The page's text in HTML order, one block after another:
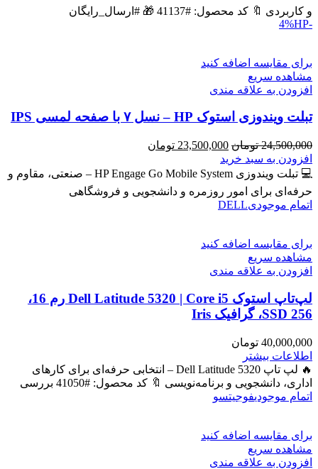
است.
و کاربردی 🔖 کد محصول: #41137 🎁 #ارسال_رایگان
-4%
HP
برای مقایسه اضافه کنید
مشاهده سریع
افزودن به علاقه مندی
تبلت ویندوزی استوک HP – نسل ۷ با صفحه لمسی IPS
24,500,000 تومان قیمت
اصلی
24,500,000 تومان
23,500,000 تومان
23,500,000 تومان
افزودن به سبد خرید
💻 تبلت ویندوزی HP Engage Go Mobile System – صنعتی، مقاوم و
حرفه‌ای برای امور روزمره و دانشجویی و فروشگاهی
اتمام موجودیDELL
برای مقایسه اضافه کنید
مشاهده سریع
افزودن به علاقه مندی
لپ‌تاپ استوک Dell Latitude 5320 | Core i5 رم 16،
SSD 256، گرافیک Iris
40,000,000 تومان
اطلاعات بیشتر
🔥 لپ تاپ Dell Latitude 5320 – انتخابی حرفه‌ای برای کارهای
اداری، دانشجویی و برنامه‌نویسی 🔖 کد محصول: #41050 بررسی
اتمام موجودیفوجیتسو
برای مقایسه اضافه کنید
مشاهده سریع
افزودن به علاقه مندی